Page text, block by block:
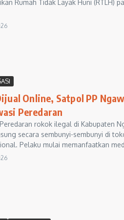
Rumah Tidak Layak Huni (RTLH)
Online, Satpol PP
Peredaran
rokok ilegal di Kabupaten
secara sembunyi-sembunyi di
Pelaku mulai memanfaatkan